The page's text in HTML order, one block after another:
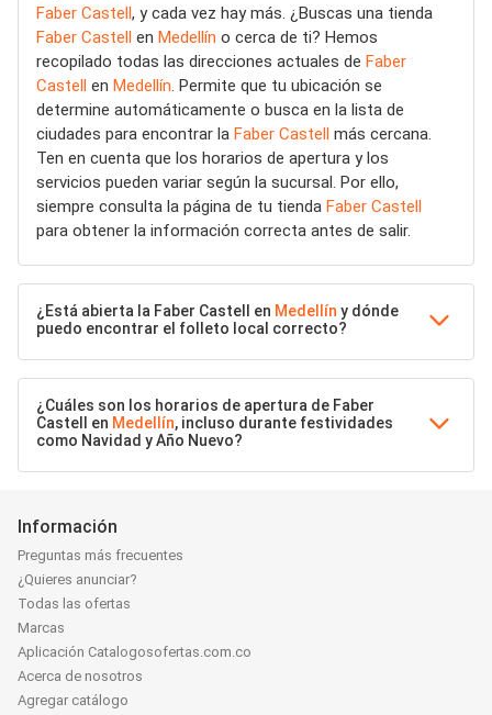
Faber Castell, y cada vez hay más. ¿Buscas una tienda
Faber Castell en Medellín o cerca de ti? Hemos
recopilado todas las direcciones actuales de Faber
Castell en Medellín. Permite que tu ubicación se
determine automáticamente o busca en la lista de
ciudades para encontrar la Faber Castell más cercana.
Ten en cuenta que los horarios de apertura y los
servicios pueden variar según la sucursal. Por ello,
siempre consulta la página de tu tienda Faber Castell
para obtener la información correcta antes de salir.
¿Está abierta la Faber Castell en Medellín y dónde
puedo encontrar el folleto local correcto?
¿Cuáles son los horarios de apertura de Faber
Castell en Medellín, incluso durante festividades
como Navidad y Año Nuevo?
Información
Preguntas más frecuentes
¿Quieres anunciar?
Todas las ofertas
Marcas
Aplicación Catalogosofertas.com.co
Acerca de nosotros
Agregar catálogo